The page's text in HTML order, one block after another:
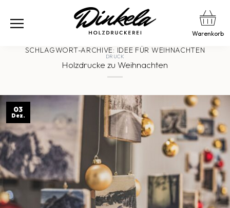
Warenkorb
SCHLAGWORT-ARCHIVE: IDEE FÜR WEIHNACHTEN
DRUCK
Holzdrucke zu Weihnachten
03
Dez.